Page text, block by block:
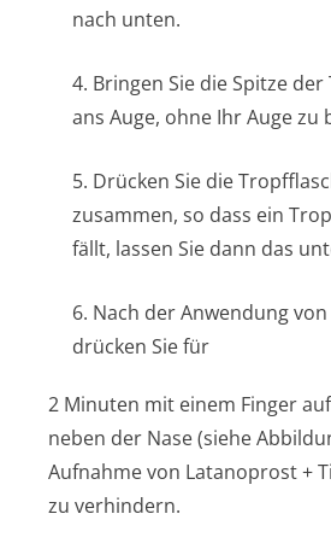
nach unten.
4. Bringen Sie die Spitze
ans Auge, ohne Ihr Auge zu
5. Drücken Sie die
zusammen, so dass ein
fällt, lassen Sie dann das
6. Nach der Anwendung
drücken Sie für
2 Minuten mit einem Finger
neben der Nase (siehe
Aufnahme von Latanoprost +
zu verhindern.